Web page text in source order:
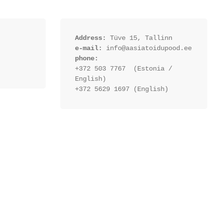
Address: Tüve 15, Tallinn
e-mail: info@aasiatoidupood.ee
phone:
+372 503 7767  (Estonia /
English)
+372 5629 1697 (English)